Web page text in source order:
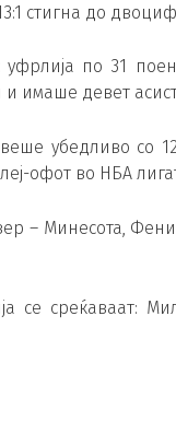
стигна до
по 31
имаше девет
убедливо со
офот во НБА
– Минесота,
се среќаваат: